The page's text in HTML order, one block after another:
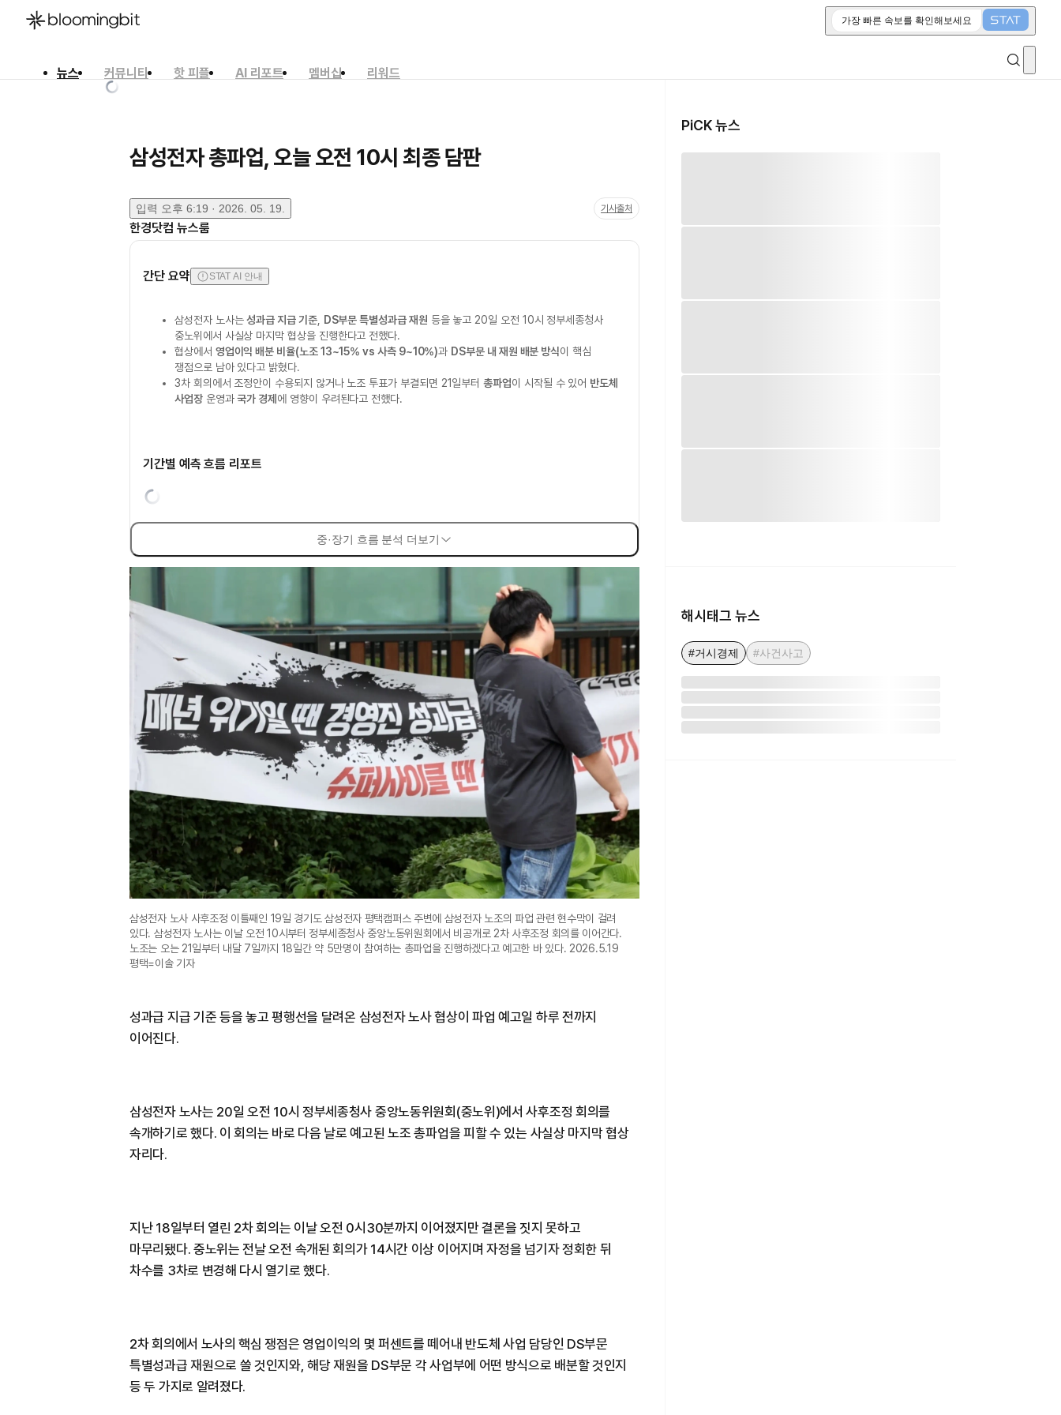
가장 빠른 속보를 확인해보세요
뉴스 커뮤니티 핫 피플 AI 리포트 멤버십
리워드
삼성전자 총파업, 오늘 오전 10시 최종 담판
입력 오후 6:19 · 2026. 05. 19. 기사출처
한경닷컴 뉴스룸
간단 요약 STAT AI 안내
삼성전자 노사는성과급 지급 기준, DS부문 특별성과급 재원 등을 놓고 20일 오전 10시 정부세종청사
중노위에서 사실상 마지막 협상을 진행한다고 전했다.
협상에서 영업이익 배분 비율(노조 13~15% vs 사측 9~10%)과 DS부문 내 재원 배분 방식이 핵심
쟁점으로 남아 있다고 밝혔다.
3차 회의에서 조정안이 수용되지 않거나 노조 투표가 부결되면 21일부터총파업이 시작될 수 있어 반도체
사업장운영과국가 경제 에 영향이 우려된다고 전했다.
기간별 예측 흐름 리포트
중·장기 흐름 분석 더보기
삼성전자 노사 사후조정 이틀째인 19일 경기도 삼성전자 평택캠퍼스 주변에 삼성전자 노조의 파업 관련 현수막이 걸려
있다. 삼성전자 노사는 이날 오전 10시부터 정부세종청사 중앙노동위원회에서 비공개로 2차 사후조정 회의를 이어간다.
노조는 오는 21일부터 내달 7일까지 18일간 약 5만명이 참여하는 총파업을 진행하겠다고 예고한 바 있다. 2026.5.19
평택=이솔 기자
성과급 지급 기준 등을 놓고 평행선을 달려온 삼성전자 노사 협상이 파업 예고일 하루 전까지
이어진다.
삼성전자 노사는 20일 오전 10시 정부세종청사 중앙노동위원회(중노위)에서 사후조정 회의를
속개하기로 했다. 이 회의는 바로 다음 날로 예고된 노조 총파업을 피할 수 있는 사실상 마지막 협상
자리다.
지난 18일부터 열린 2차 회의는 이날 오전 0시30분까지 이어졌지만 결론을 짓지 못하고
마무리됐다. 중노위는 전날 오전 속개된 회의가 14시간 이상 이어지며 자정을 넘기자 정회한 뒤
차수를 3차로 변경해 다시 열기로 했다.
2차 회의에서 노사의 핵심 쟁점은 영업이익의 몇 퍼센트를 떼어내 반도체 사업 담당인 DS부문
특별성과급 재원으로 쓸 것인지와, 해당 재원을 DS부문 각 사업부에 어떤 방식으로 배분할 것인지
등 두 가지로 알려졌다.
PiCK 뉴스
해시태그 뉴스
#거시경제 #사건사고